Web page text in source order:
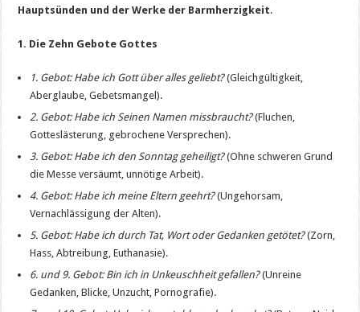
Hauptsünden und der Werke der Barmherzigkeit.
1. Die Zehn Gebote Gottes
1. Gebot: Habe ich Gott über alles geliebt?(Gleichgültigkeit,
Aberglaube, Gebetsmangel).
2. Gebot: Habe ich Seinen Namen missbraucht?(Fluchen,
Gotteslästerung, gebrochene Versprechen).
3. Gebot: Habe ich den Sonntag geheiligt?(Ohne schweren Grund
die Messe versäumt, unnötige Arbeit).
4. Gebot: Habe ich meine Eltern geehrt?(Ungehorsam,
Vernachlässigung der Alten).
5. Gebot: Habe ich durch Tat, Wort oder Gedanken getötet?(Zorn,
Hass, Abtreibung, Euthanasie).
6. und 9. Gebot: Bin ich in Unkeuschheit gefallen?(Unreine
Gedanken, Blicke, Unzucht, Pornografie).